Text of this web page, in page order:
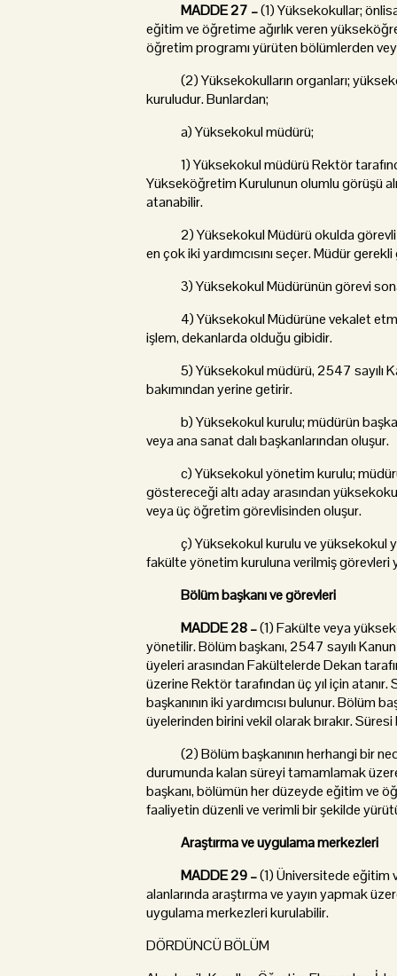
MADDE 27 –(1) Yüksekokullar;
eğitim ve öğretime ağırlık veren
öğretim programı yürüten bölümlerden
(2) Yüksekokulların organları;
kuruludur. Bunlardan;
a) Yüksekokul müdürü;
1) Yüksekokul müdürü Rektör
Yükseköğretim Kurulunun olumlu görüşü
atanabilir.
2) Yüksekokul Müdürü okulda görevli
en çok iki yardımcısını seçer. Müdür
3) Yüksekokul Müdürünün görevi sona
4) Yüksekokul Müdürüne vekalet etme
işlem, dekanlarda olduğu gibidir.
5) Yüksekokul müdürü, 2547 sayılı
bakımından yerine getirir.
b) Yüksekokul kurulu; müdürün
veya ana sanat dalı başkanlarından oluşur.
c) Yüksekokul yönetim kurulu; müdürün
göstereceği altı aday arasından
veya üç öğretim görevlisinden oluşur.
ç) Yüksekokul kurulu ve yüksekokul
fakülte yönetim kuruluna verilmiş görevleri
Bölüm başkanı ve görevleri
MADDE 28 –(1) Fakülte veya
yönetilir. Bölüm başkanı, 2547 sayılı
üyeleri arasından Fakültelerde Dekan
üzerine Rektör tarafından üç yıl için
başkanının iki yardımcısı bulunur. Bölüm
üyelerinden birini vekil olarak bırakır.
(2) Bölüm başkanının herhangi bir
durumunda kalan süreyi tamamlamak
başkanı, bölümün her düzeyde eğitim ve
faaliyetin düzenli ve verimli bir şekilde
Araştırma ve uygulama merkezleri
MADDE 29 –(1) Üniversitede eğitim
alanlarında araştırma ve yayın yapmak
uygulama merkezleri kurulabilir.
DÖRDÜNCÜ BÖLÜM